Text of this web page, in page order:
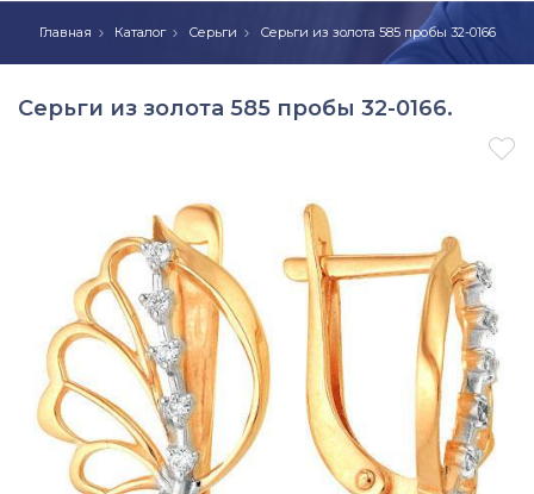
Главная Каталог Серьги Серьги из золота 585 пробы 32-0166
Серьги из золота 585 пробы 32-0166.
